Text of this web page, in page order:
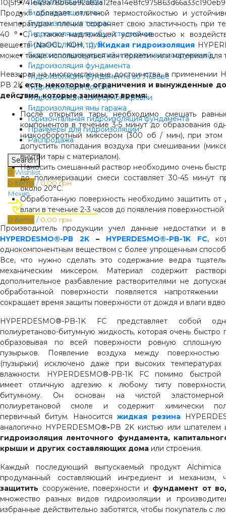
Гидроизоляция свай
Гидроизоляция стен
Гидроизоляция террас
Гидроизоляция трибун стадионов
Гидроизоляция труб
Гидроизоляция укрытий и подземных сооружений
Гидроизоляция фундамента
Гидроизоляция фундамента во Львове
Гидроизоляция цоколя
Гидроизоляция шиферной кровли
Гидроизоляция ямы гаража
Горизонтальная гидроизоляция фундамента
Праймеры для гидроизоляции
Распродажа
Search
0 Wishlist
0 items / 0,00грн
Меню
0 items / 0,00 грн
Продукт обладает отличной термостойкостью и
температурам: пленка сохраняет свою эластичность при
40 ° С, а также надлежащей устойчивостью к
веществ (NaOCL, KOH, …).Жидкая гидроизоляция
может также использоваться как герметик или материал для
Невзирая на многочисленные достоинства, в применении
РВ 2K есть некоторые ограничения и вынужденные
действия, которые занимают время:
После открытия тары, необходимо смешать
компонентов в течение 3-5 минут до образования
низкооборотный миксером (300 об / мин), при
допустить попадания воздуха при смешивании
внутри тары с материалом).
Наносить смешанный раствор необходимо очень
до полимеризации смеси составляет 30-45 минут
около 20°C.
Обработанную поверхность необходимо защитить от
влаги в течение 2-3 часов до появления
Производитель продукции учел данные недостатки и
HYPERDESMO®-РВ 2K – HYPERDESMO®-PB-1K FC,
однокомпонентным веществом с более упрощенным
Все, что нужно сделать это содержание ведра
механическим миксером. Материал содержит
дополнительное разбавление растворителями не
обработанной поверхности появляется
сокращает время защиты поверхности от дождя и влаги
HYPERDESMO®-PB-1K FC представляет собой
полиуретаново-битумную жидкость, которая очень быстро
образовывая по всей поверхности ровную
пузырьков. Появление воздуха между
(пузырьки) исключено даже при высоких
влажности. HYPERDESMO®-PB-1K FC помимо быстрой
имеет отличную адгезию к любому типу
битумному. Он основан на чистой эластомерной
полиуретановой смоле и содержит химически
первичный битум. Наносится жидкая резина
аналогично HYPERDESMO®-РВ 2K кистью или шпателем
гидроизоляция ленточного фундамента,
крыши и других составляющих дома или строения.
Каждый последующий выпускаемый продукт Alchimica
продуманный составляющий ингредиент и механизм,
защитить сооружение, поверхности и фундамент от
множество разных видов гидроизоляции и
избранные действительно заботятся, чтобы покупатель с